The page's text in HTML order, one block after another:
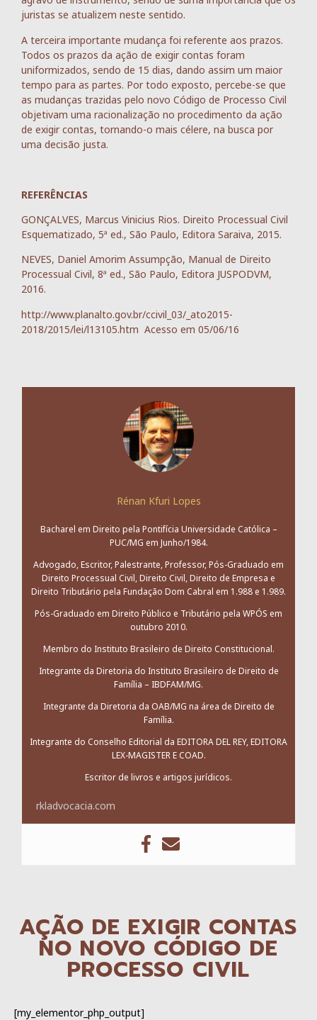
juristas se atualizem neste sentido.
A terceira importante mudança foi referente aos prazos.
Todos os prazos da ação de exigir contas foram
uniformizados, sendo de 15 dias, dando assim um maior
tempo para as partes. Por todo exposto, percebe-se que
as mudanças trazidas pelo novo Código de Processo Civil
objetivam uma racionalização no procedimento da ação
de exigir contas, tornando-o mais célere, na busca por
uma decisão justa.
REFERÊNCIAS
GONÇALVES, Marcus Vinicius Rios. Direito Processual Civil
Esquematizado, 5ª ed., São Paulo, Editora Saraiva, 2015.
NEVES, Daniel Amorim Assumpção, Manual de Direito
Processual Civil, 8ª ed., São Paulo, Editora JUSPODVM,
2016.
http://www.planalto.gov.br/ccivil_03/_ato2015-
2018/2015/lei/l13105.htm Acesso em 05/06/16
Rénan Kfuri Lopes
Bacharel em Direito pela Pontifícia Universidade Católica –
PUC/MG em Junho/1984.
Advogado, Escritor, Palestrante, Professor, Pós-Graduado em
Direito Processual Civil, Direito Civil, Direito de Empresa e
Direito Tributário pela Fundação Dom Cabral em 1.988 e 1.989.
Pós-Graduado em Direito Público e Tributário pela WPÓS em
outubro 2010.
Membro do Instituto Brasileiro de Direito Constitucional.
Integrante da Diretoria do Instituto Brasileiro de Direito de
Família – IBDFAM/MG.
Integrante da Diretoria da OAB/MG na área de Direito de
Família.
Integrante do Conselho Editorial da EDITORA DEL REY, EDITORA
LEX-MAGISTER E COAD.
Escritor de livros e artigos jurídicos.
rkladvocacia.com
AÇÃO DE EXIGIR CONTAS
NO NOVO CÓDIGO DE
PROCESSO CIVIL
[my_elementor_php_output]